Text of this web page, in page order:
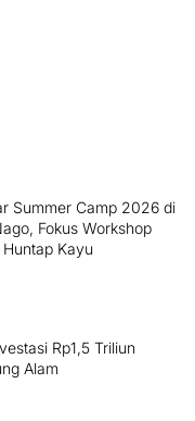
Summer Camp 2026 di
Fokus Workshop
Kayu
Rp1,5 Triliun
Alam